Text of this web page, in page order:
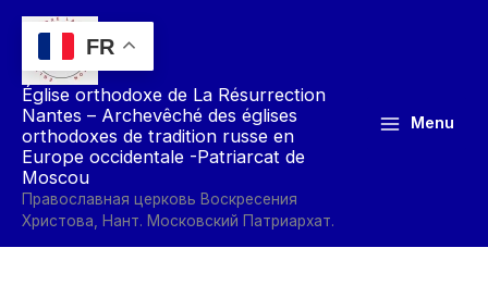
Aller
contenu
Église orthodoxe de La Résurrection
Nantes – Archevêché des églises
orthodoxes de tradition russe en
Europe occidentale -Patriarcat de
Moscou
Православная церковь Воскресения
Христова, Нант. Московский Патриархат.
Menu
FR